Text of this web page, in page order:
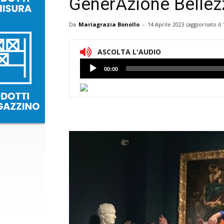
GenerAzione
Da Mariagrazia Bonollo - 14 Aprile 2023 (aggiornato il
ASCOLTA L'AUDIO
Lettore
Audio
00:00